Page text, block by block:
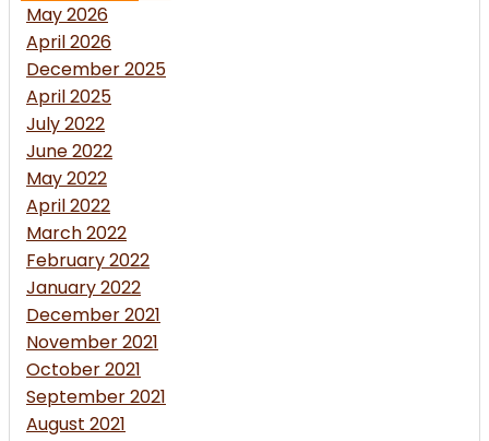
May 2026
April 2026
December 2025
April 2025
July 2022
June 2022
May 2022
April 2022
March 2022
February 2022
January 2022
December 2021
November 2021
October 2021
September 2021
August 2021